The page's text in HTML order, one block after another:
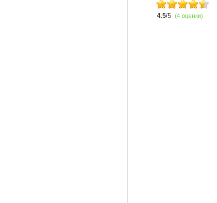
4.5/5 (4 оценки)